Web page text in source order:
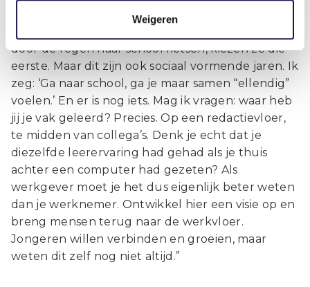
Weigeren
wat ze niet weten. Als je ze een keuze geeft
door de regen naar school fietsen, kiezen ze die
eerste. Maar dit zijn ook sociaal vormende jaren. Ik
zeg: ‘Ga naar school, ga je maar samen “ellendig”
voelen.’ En er is nog iets. Mag ik vragen: waar heb
jij je vak geleerd? Precies. Op een redactievloer,
te midden van collega’s. Denk je echt dat je
diezelfde leerervaring had gehad als je thuis
achter een computer had gezeten? Als
werkgever moet je het dus eigenlijk beter weten
dan je werknemer. Ontwikkel hier een visie op en
breng mensen terug naar de werkvloer.
Jongeren willen verbinden en groeien, maar
weten dit zelf nog niet altijd.”